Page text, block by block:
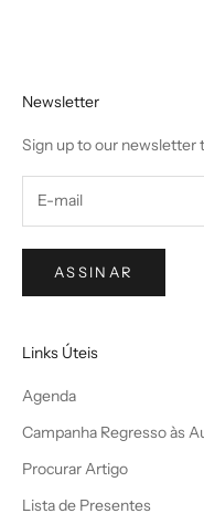
Newsletter
Sign up to our newsletter
ASSINAR
Links Úteis
Agenda
Campanha Regresso às
Procurar Artigo
Lista de Presentes